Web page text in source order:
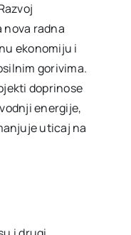
radna
ekonomiju i
gorivima.
doprinose
energije,
uticaj na